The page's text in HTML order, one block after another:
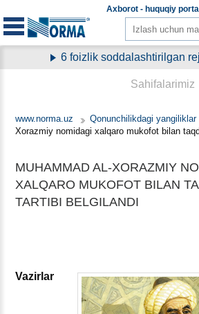
Aхborot - huquqiy
6 foizlik soddalashtirilgan
www.norma.uz Qonunchilikdagi yangiliklar
Xorazmiy nomidagi хalqaro mukofot bilan
MUHAMMAD AL-XORAZMIY
ХALQARO MUKOFOT BILAN
TARTIBI BELGILANDI
Vazirlar
Sahifalarimiz